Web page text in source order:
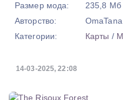
Размер мода:
235,8 Мб
Авторство:
OmaTana
Категории:
Карты /
14-03-2025, 22:08